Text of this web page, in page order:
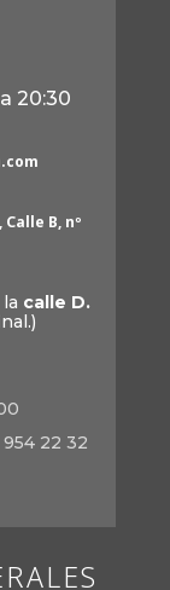
20:30
B, nº
calle D.
22 32